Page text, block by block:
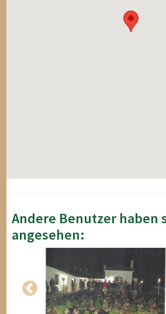
Andere Benutzer haben
angesehen: